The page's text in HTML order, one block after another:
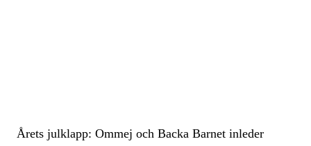
Årets julklapp: Ommej och Backa Barnet inleder